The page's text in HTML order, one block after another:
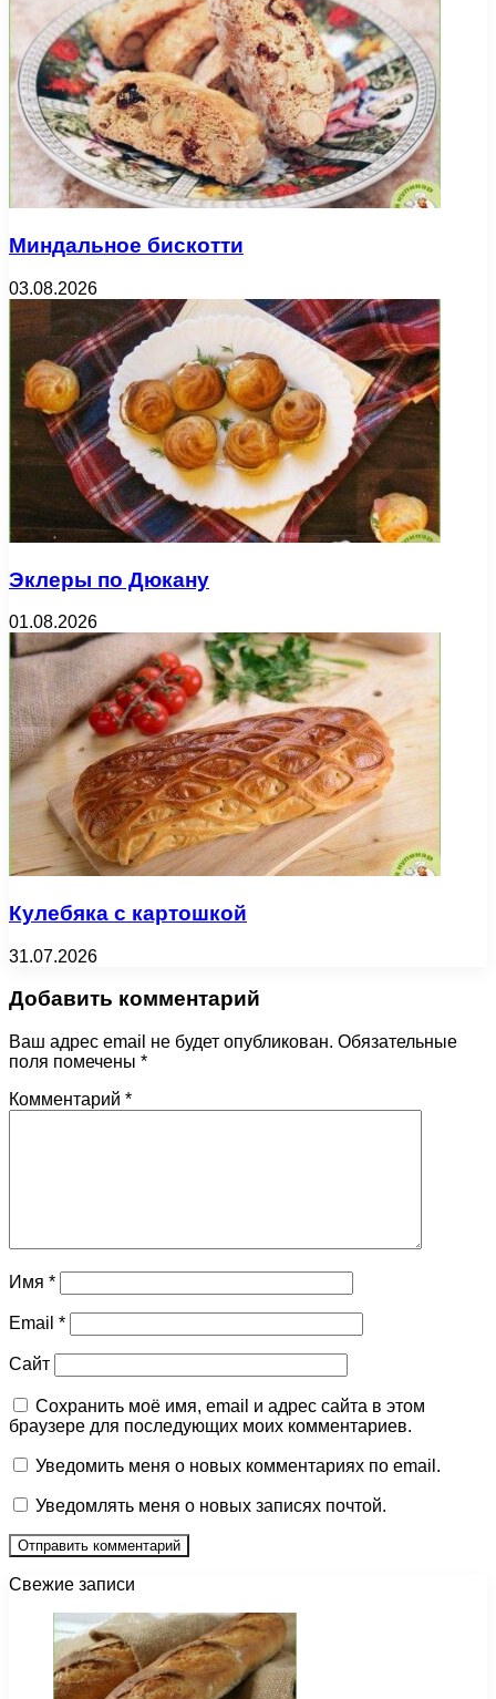
Миндальное бискотти
03.08.2026
Эклеры по Дюкану
01.08.2026
Кулебяка с картошкой
31.07.2026
Добавить комментарий
Ваш адрес email не будет опубликован. Обязательные
поля помечены *
Комментарий *
Имя *
Email *
Сайт
Сохранить моё имя, email и адрес сайта в этом
браузере для последующих моих комментариев.
Уведомить меня о новых комментариях по email.
Уведомлять меня о новых записях почтой.
Свежие записи